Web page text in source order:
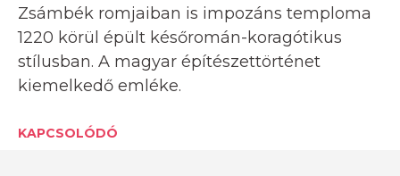
Zsámbék romjaiban is impozáns temploma
1220 körül épült későromán-koragótikus
stílusban. A magyar építészettörténet
kiemelkedő emléke.
KAPCSOLÓDÓ